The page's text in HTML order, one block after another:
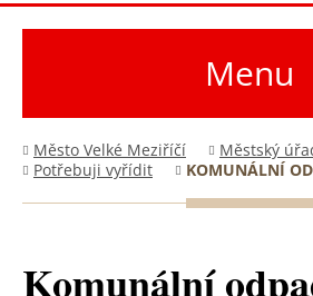
Menu
Město Velké Meziříčí
Městský
Potřebuji vyřídit
KOMUNÁLNÍ
Komunální